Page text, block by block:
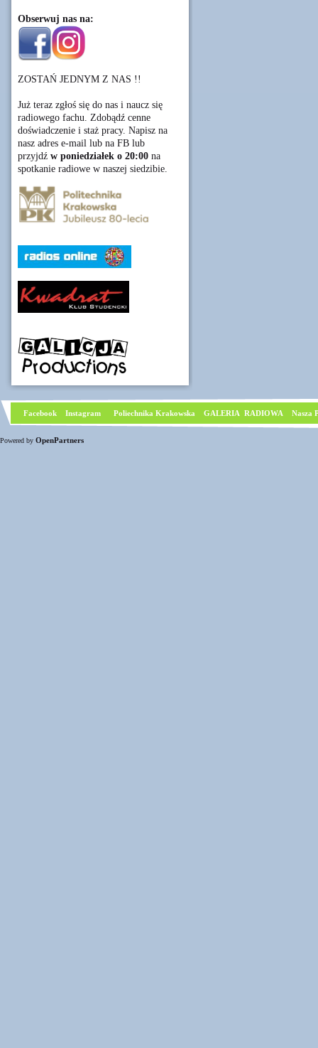
Obserwuj nas na:
ZOSTAŃ JEDNYM Z NAS !!
Już teraz zgłoś się do nas i naucz się
radiowego fachu. Zdobądź cenne
doświadczenie i staż pracy. Napisz na
nasz adres e-mail lub na FB lub
przyjdź w poniedziałek o 20:00 na
spotkanie radiowe w naszej siedzibie.
Facebook Instagram Poliechnika Krakowska GALERIA RADIOWA Nasza
Powered by OpenPartners